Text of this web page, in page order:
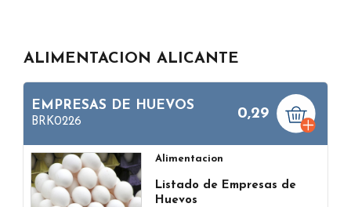
ALIMENTACION ALICANTE
EMPRESAS DE HUEVOS
BRK0226
0,29
Alimentacion
Listado de Empresas de
Huevos